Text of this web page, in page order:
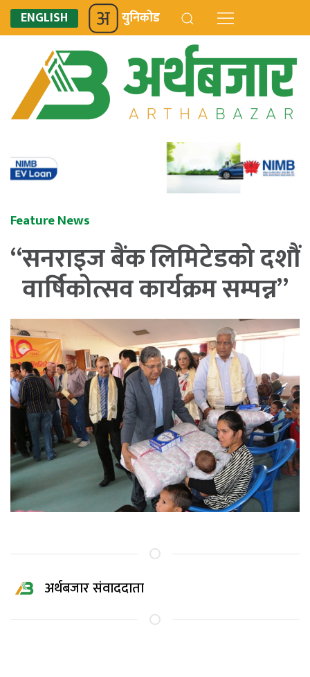
ENGLISH युनिकोड
Feature News
“सनराइज बैंक लिमिटेडको दशौं
वार्षिकोत्सव कार्यक्रम सम्पन्न”
अर्थबजार संवाददाता